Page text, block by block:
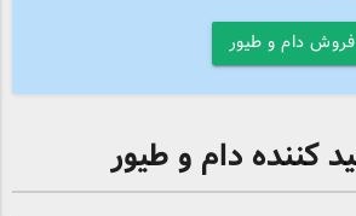
دام و طیور
کننده دام و طیور